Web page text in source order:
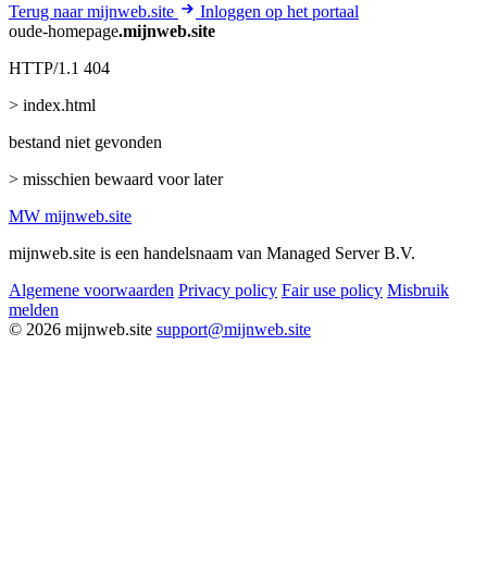
Terug naar mijnweb.site
Inloggen op het portaal
oude-homepage.mijnweb.site
HTTP/1.1 404
> index.html
bestand niet gevonden
> misschien bewaard voor later
MW mijnweb.site
mijnweb.site is een handelsnaam van Managed Server B.V.
Algemene voorwaarden Privacy policy Fair use policy Misbruik
melden
© 2026 mijnweb.site support@mijnweb.site